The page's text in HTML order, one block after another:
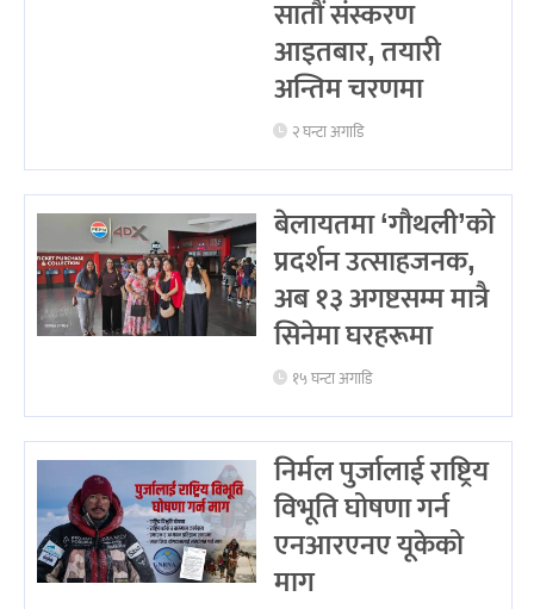
सातौं संस्करण
आइतबार, तयारी
अन्तिम चरणमा
२ घन्टा अगाडि
बेलायतमा ‘गौथली’को
प्रदर्शन उत्साहजनक,
अब १३ अगष्टसम्म मात्रै
सिनेमा घरहरूमा
१५ घन्टा अगाडि
निर्मल पुर्जालाई राष्ट्रिय
विभूति घोषणा गर्न
एनआरएनए यूकेको
माग